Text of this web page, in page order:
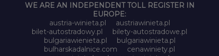
WE ARE AN INDEPENDENT TOLL REGISTER IN
EUROPE:
austria-winieta.pl
austriawinieta.pl
bilet-autostradowy.pl
bilety-autostradowe.pl
bulgariawienieta.pl
bulgariawinieta.pl
bulharskadalnice.com
cenawiniety.pl